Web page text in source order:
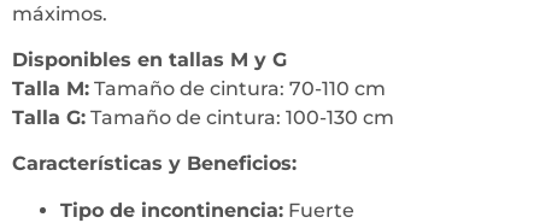
máximos.
Disponibles en tallas M y G
Talla M: Tamaño de cintura: 70-110 cm
Talla G: Tamaño de cintura: 100-130 cm
Características y Beneficios:
Tipo de incontinencia: Fuerte